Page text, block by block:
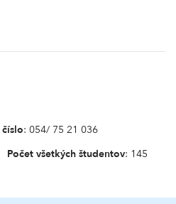
číslo: 054/ 75 21 036
Počet všetkých študentov: 145